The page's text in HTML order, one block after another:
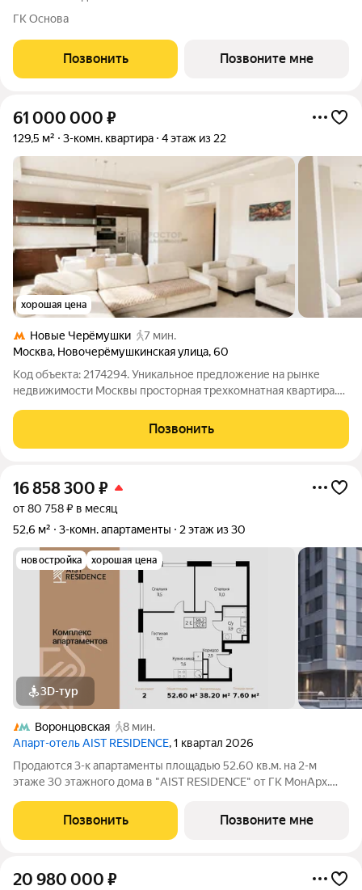
Наметкин Тауэр - комплекс бизнес-класса с премиальным
Западе Москвы. Архитектура от
ГК Основа
Позвонить Позвоните мне
61 000 000 ₽
129,5 м² 3-комн. квартира 4 этаж из 22
хорошая цена
Новые Черёмушки
7 мин.
Москва, Новочерёмушкинская улица,60
Код объекта: 2174294. Уникальное предложение на рынке
недвижимости Москвы просторная трехкомнатная квартира.
качество. 3-комнатная квартира, 129,5 м, 4 этаж Монолитный
дом, 2006 г. постройки.
Позвонить
16 858 300 ₽
от 80 758 ₽ в месяц
52,6 м²
3-комн. апартаменты 2 этаж из 30
новостройка хорошая цена
3D-тур
Воронцовская
8 мин.
Апарт-отель AIST RESIDENCE, 1 квартал 2026
Продаются 3-к апартаменты площадью 52.60 кв.м. на 2-м
этаже 30 этажного дома в "AIST RESIDENCE" от ГК МонАрх.
стремится к гармонии между динамичной городской жизнью и
отдыхом на природе.
Позвонить Позвоните мне
20 980 000 ₽